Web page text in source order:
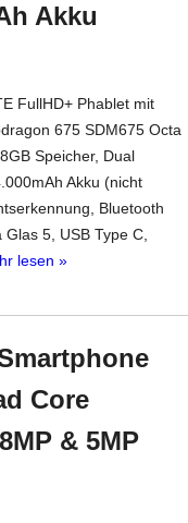
Akku
FullHD+ Phablet mit
675 SDM675 Octa
Speicher, Dual
Akku (nicht
Bluetooth
5, USB Type C,
lesen »
Core
& 5MP